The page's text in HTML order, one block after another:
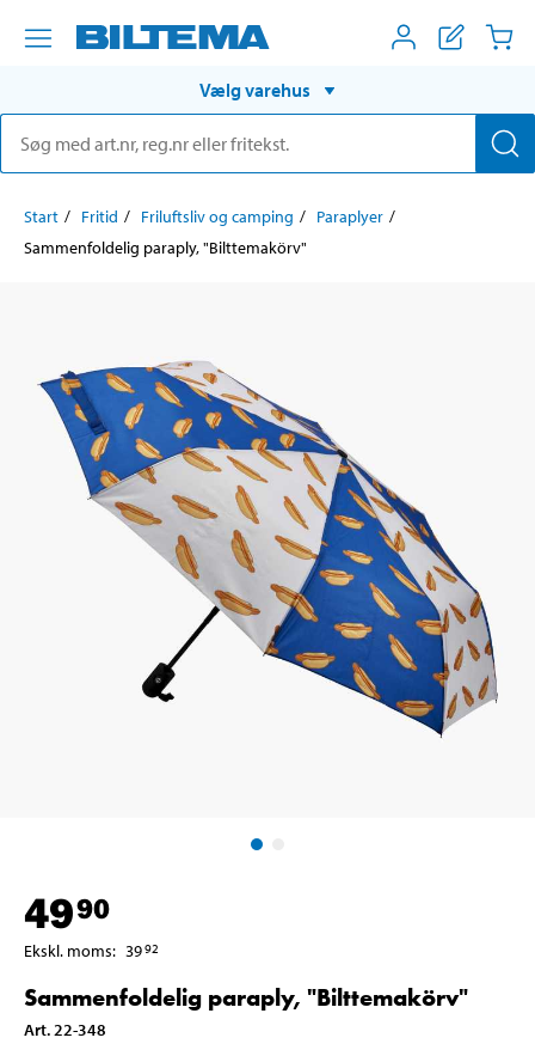
Vælg varehus
Start Fritid Friluftsliv og camping
Paraplyer
Sammenfoldelig paraply, "Bilttemakörv"
4990
Ekskl. moms: 3992
Sammenfoldelig paraply, "Bilttemakörv"
Art. 22-348